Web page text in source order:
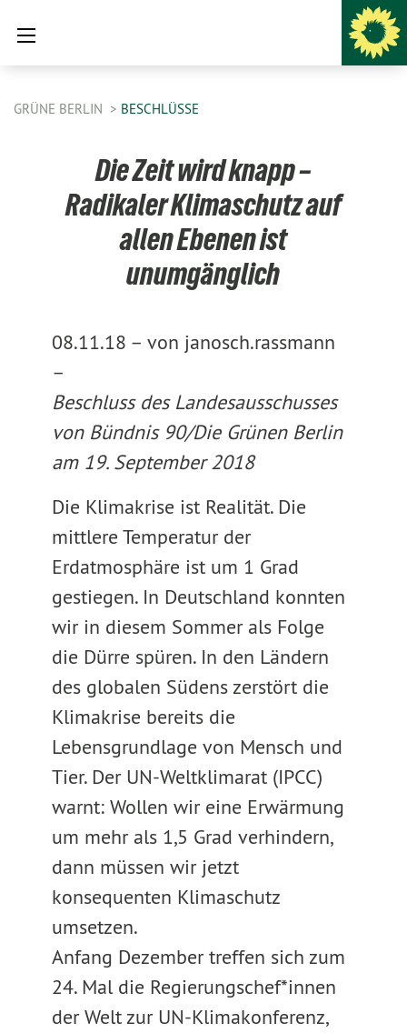
GRÜNE BERLIN BESCHLÜSSE
Die Zeit wird knapp –
Radikaler Klimaschutz auf
allen Ebenen ist
unumgänglich
08.11.18 – von janosch.rassmann
–
Beschluss des Landesausschusses
von Bündnis 90/Die Grünen Berlin
am 19. September 2018
Die Klimakrise ist Realität. Die
mittlere Temperatur der
Erdatmosphäre ist um 1 Grad
gestiegen. In Deutschland konnten
wir in diesem Sommer als Folge
die Dürre spüren. In den Ländern
des globalen Südens zerstört die
Klimakrise bereits die
Lebensgrundlage von Mensch und
Tier. Der UN-Weltklimarat (IPCC)
warnt: Wollen wir eine Erwärmung
um mehr als 1,5 Grad verhindern,
dann müssen wir jetzt
konsequenten Klimaschutz
umsetzen.
Anfang Dezember treffen sich zum
24. Mal die Regierungschef*innen
der Welt zur UN-Klimakonferenz,